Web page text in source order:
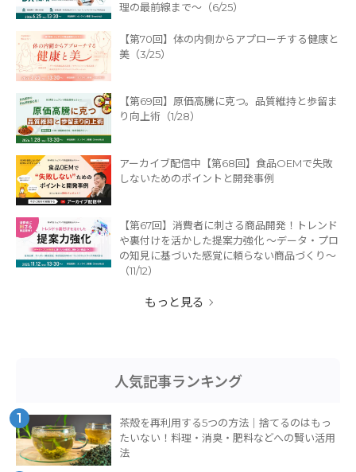
理の最前線まで〜（6/25）
【第70回】体の内側からアプローチする健康と
美（3/25）
【第69回】原価高騰に克つ。品質維持と歩留ま
り向上術（1/28）
アーカイブ配信中【第68回】食品OEMで失敗
しないためのポイントと開発事例
【第67回】消費者に刺さる商品開発！トレンド
や裏付けを活かした提案力強化 ～データ・プロ
の知見に基づいた感覚に頼らない商品づくり～
（11/12）
もっと見る
人気記事ランキング
1
茶殻を再利用する5つの方法｜捨てるのはもっ
たいない！料理・消臭・肥料などへの賢い活用
法